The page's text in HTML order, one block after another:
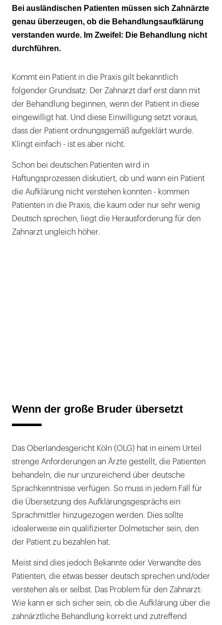
Wenn der große Bruder übersetzt
Zahnarzt hat Überprüfungspflicht
Überprüfung schriftlich niederlegen
Bei ausländischen Patienten müssen sich Zahnärzte
genau überzeugen, ob die Behandlungsaufklärung
verstanden wurde. Im Zweifel: Die Behandlung nicht
durchführen.
Kommt ein Patient in die Praxis gilt bekanntlich
folgender Grundsatz: Der Zahnarzt darf erst dann mit
der Behandlung beginnen, wenn der Patient in diese
eingewilligt hat. Und diese Einwilligung setzt voraus,
dass der Patient ordnungsgemäß aufgeklärt wurde.
Klingt einfach - ist es aber nicht.
Schon bei deutschen Patienten wird in
Haftungsprozessen diskutiert, ob und wann ein Patient
die Aufklärung nicht verstehen konnten - kommen
Patienten in die Praxis, die kaum oder nur sehr wenig
Deutsch sprechen, liegt die Herausforderung für den
Zahnarzt ungleich höher.
Wenn der große Bruder übersetzt
Das Oberlandesgericht Köln (OLG) hat in einem Urteil
strenge Anforderungen an Ärzte gestellt, die Patienten
behandeln, die nur unzureichend über deutsche
Sprachkenntnisse verfügen. So muss in jedem Fall für
die Übersetzung des Aufklärungsgesprächs ein
Sprachmittler hinzugezogen werden. Dies sollte
idealerweise ein qualifizierter Dolmetscher sein, den
der Patient zu bezahlen hat.
Meist sind dies jedoch Bekannte oder Verwandte des
Patienten, die etwas besser deutsch sprechen und/oder
verstehen als er selbst. Das Problem für den Zahnarzt:
Wie kann er sich sicher sein, ob die Aufklärung über die
zahnärztliche Behandlung korrekt und zutreffend